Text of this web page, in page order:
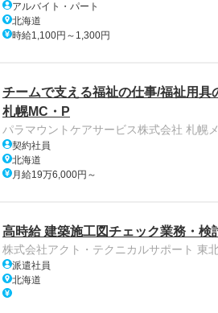
アルバイト・パート
北海道
時給1,100円～1,300円
チームで支える福祉の仕事/福祉用
札幌MC・P
パラマウントケアサービス株式会社 札幌
契約社員
北海道
月給19万6,000円～
高時給 建築施工図チェック業務・
株式会社アクト・テクニカルサポート 東
派遣社員
北海道